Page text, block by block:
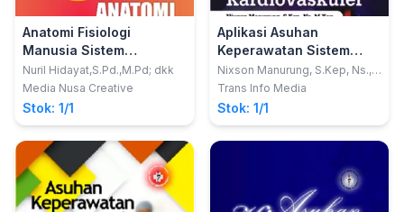
Anatomi Fisiologi
Manusia Sistem
Kardiovaskular Berbasis
SETS -PBL
Nuril Hidayat,S.Pd.,M.Pd; dkk
Media Nusa Creative
Stok: 1/1
Aplikasi Asuhan
Keperawatan Sistem
Kardiovaskuler
Nixson Manurung, S.Kep, Ns.,
M.Kep.
Trans Info Media
Stok: 1/1